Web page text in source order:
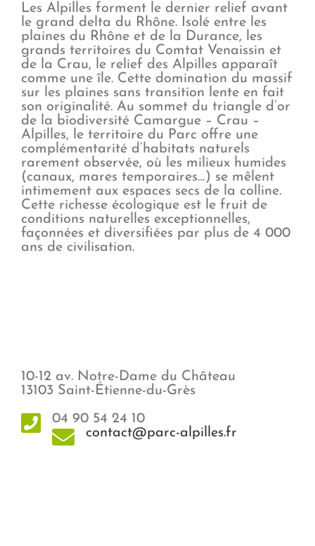
Les Alpilles forment le dernier relief avant
le grand delta du Rhône. Isolé entre les
plaines du Rhône et de la Durance, les
grands territoires du Comtat Venaissin et
de la Crau, le relief des Alpilles apparaît
comme une île. Cette domination du massif
sur les plaines sans transition lente en fait
son originalité. Au sommet du triangle d’or
de la biodiversité Camargue – Crau –
Alpilles, le territoire du Parc offre une
complémentarité d’habitats naturels
rarement observée, où les milieux humides
(canaux, mares temporaires…) se mêlent
intimement aux espaces secs de la colline.
Cette richesse écologique est le fruit de
conditions naturelles exceptionnelles,
façonnées et diversifiées par plus de 4 000
ans de civilisation.
10-12 av. Notre-Dame du Château
13103 Saint-Étienne-du-Grès
04 90 54 24 10
contact@parc-alpilles.fr